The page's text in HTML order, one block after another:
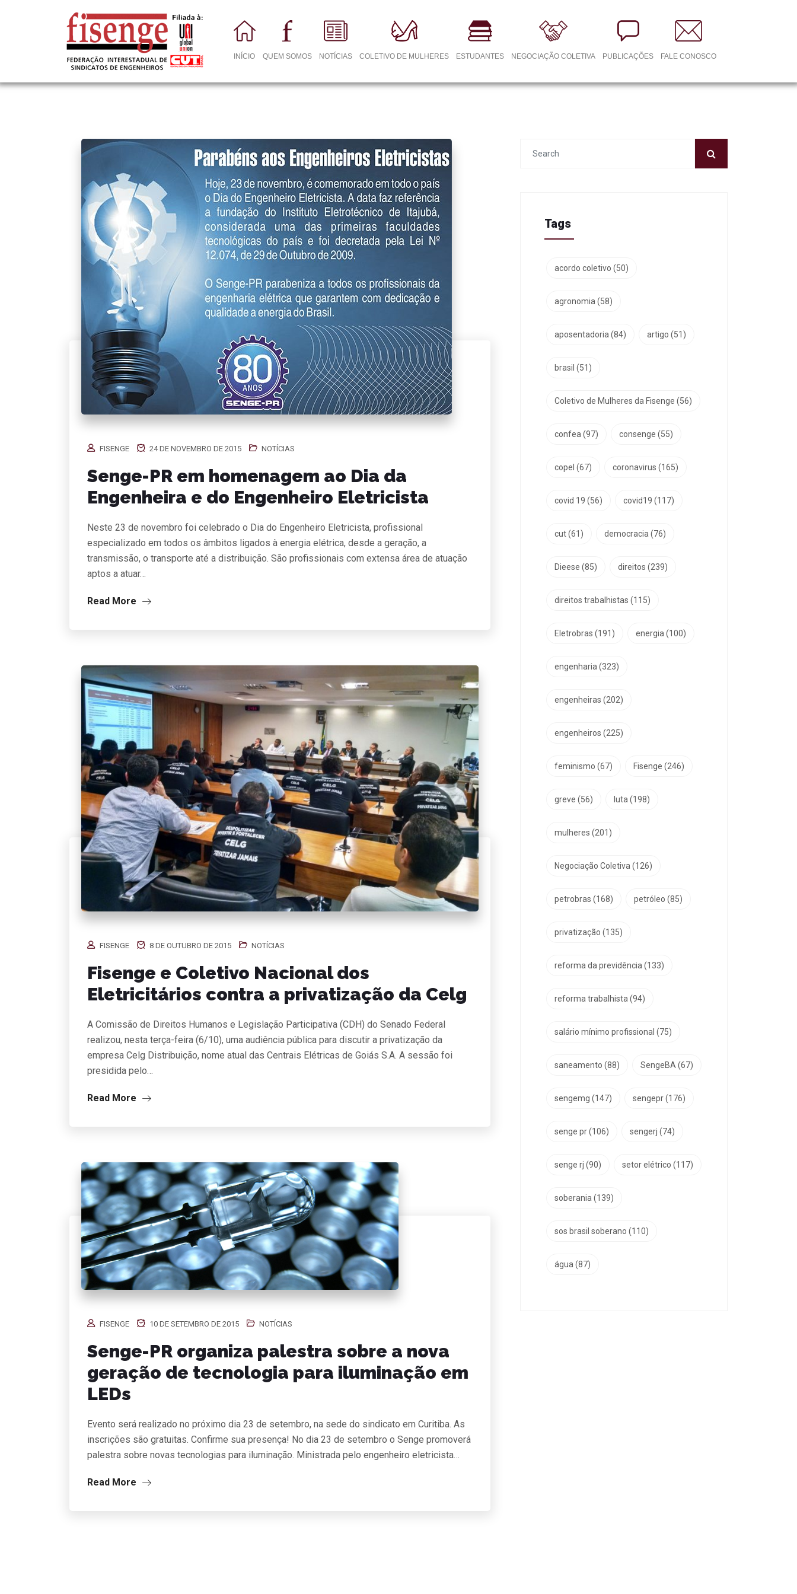
INÍCIO QUEM SOMOS NOTÍCIAS COLETIVO DE MULHERES ESTUDANTES NEGOCIAÇÃO COLETIVA PUBLICAÇÕES FALE CONOSCO
FISENGE 24 DE NOVEMBRO DE 2015 NOTÍCIAS
Senge-PR em homenagem ao Dia da
Engenheira e do Engenheiro Eletricista
Neste 23 de novembro foi celebrado o Dia do Engenheiro Eletricista, profissional
especializado em todos os âmbitos ligados à energia elétrica, desde a geração, a
transmissão, o transporte até a distribuição. São profissionais com extensa área de atuação
aptos a atuar…
Read More
FISENGE 8 DE OUTUBRO DE 2015 NOTÍCIAS
Fisenge e Coletivo Nacional dos
Eletricitários contra a privatização da Celg
A Comissão de Direitos Humanos e Legislação Participativa (CDH) do Senado Federal
realizou, nesta terça-feira (6/10), uma audiência pública para discutir a privatização da
empresa Celg Distribuição, nome atual das Centrais Elétricas de Goiás S.A. A sessão foi
presidida pelo…
Read More
FISENGE 10 DE SETEMBRO DE 2015 NOTÍCIAS
Senge-PR organiza palestra sobre a nova
geração de tecnologia para iluminação em
LEDs
Evento será realizado no próximo dia 23 de setembro, na sede do sindicato em Curitiba. As
inscrições são gratuitas. Confirme sua presença! No dia 23 de setembro o Senge promoverá
palestra sobre novas tecnologias para iluminação. Ministrada pelo engenheiro eletricista…
Read More
Tags
acordo coletivo (50)
agronomia (58)
aposentadoria (84) artigo (51)
brasil (51)
Coletivo de Mulheres da Fisenge (56)
confea (97) consenge (55)
copel (67) coronavirus (165)
covid 19 (56) covid19 (117)
cut(61) democracia (76)
Dieese (85) direitos (239)
direitos trabalhistas (115)
Eletrobras (191) energia (100)
engenharia (323)
engenheiras (202)
engenheiros (225)
feminismo (67) Fisenge (246)
greve (56) luta (198)
mulheres (201)
Negociação Coletiva (126)
petrobras (168) petróleo (85)
privatização (135)
reforma da previdência (133)
reforma trabalhista (94)
salário mínimo profissional (75)
saneamento (88) SengeBA (67)
sengemg (147) sengepr(176)
senge pr(106) sengerj (74)
senge rj (90) setor elétrico (117)
soberania (139)
sos brasil soberano (110)
água (87)